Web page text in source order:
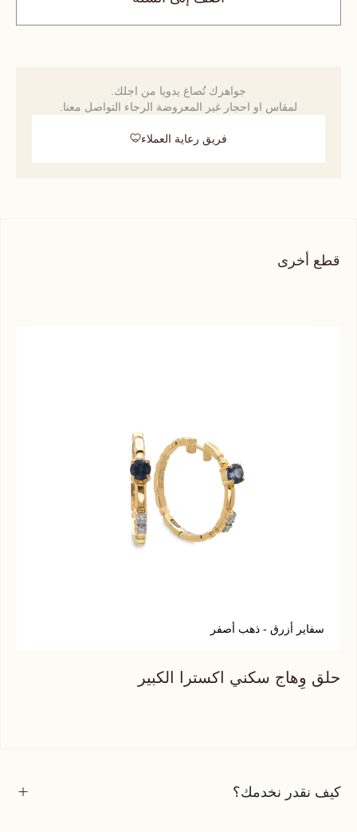
جواهرك تُصاغ يدويا من اجلك.
لمقاس او احجار غير المعروضة الرجاء التواصل معنا.
فريق رعاية العملاء
قطع أخرى
سفاير أزرق - ذهب أصفر
حلق وِهاج سكني اكسترا الكبير
كيف نقدر نخدمك؟